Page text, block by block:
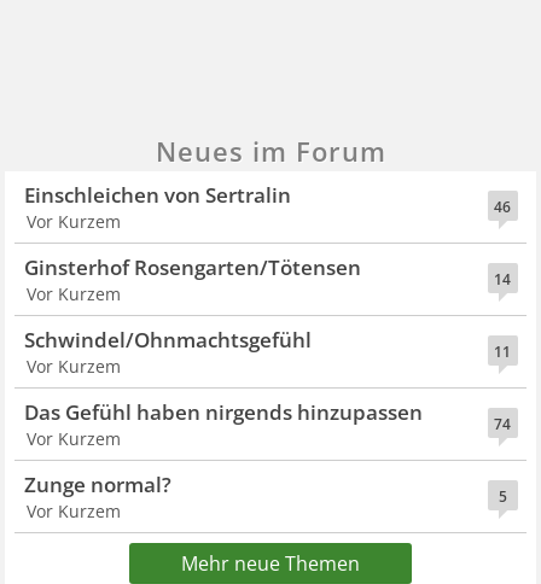
Neues im Forum
46
Einschleichen von Sertralin
Vor Kurzem
14
Ginsterhof Rosengarten/Tötensen
Vor Kurzem
11
Schwindel/Ohnmachtsgefühl
Vor Kurzem
74
Das Gefühl haben nirgends hinzupassen
Vor Kurzem
5
Zunge normal?
Vor Kurzem
Mehr neue Themen